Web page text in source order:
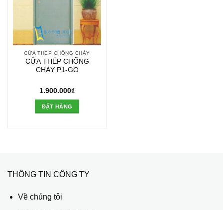
CỬA THÉP CHỐNG CHÁY
CỬA THÉP CHỐNG
CHÁY P1-GO
1.900.000₫
ĐẶT HÀNG
THÔNG TIN CÔNG TY
Về chúng tôi